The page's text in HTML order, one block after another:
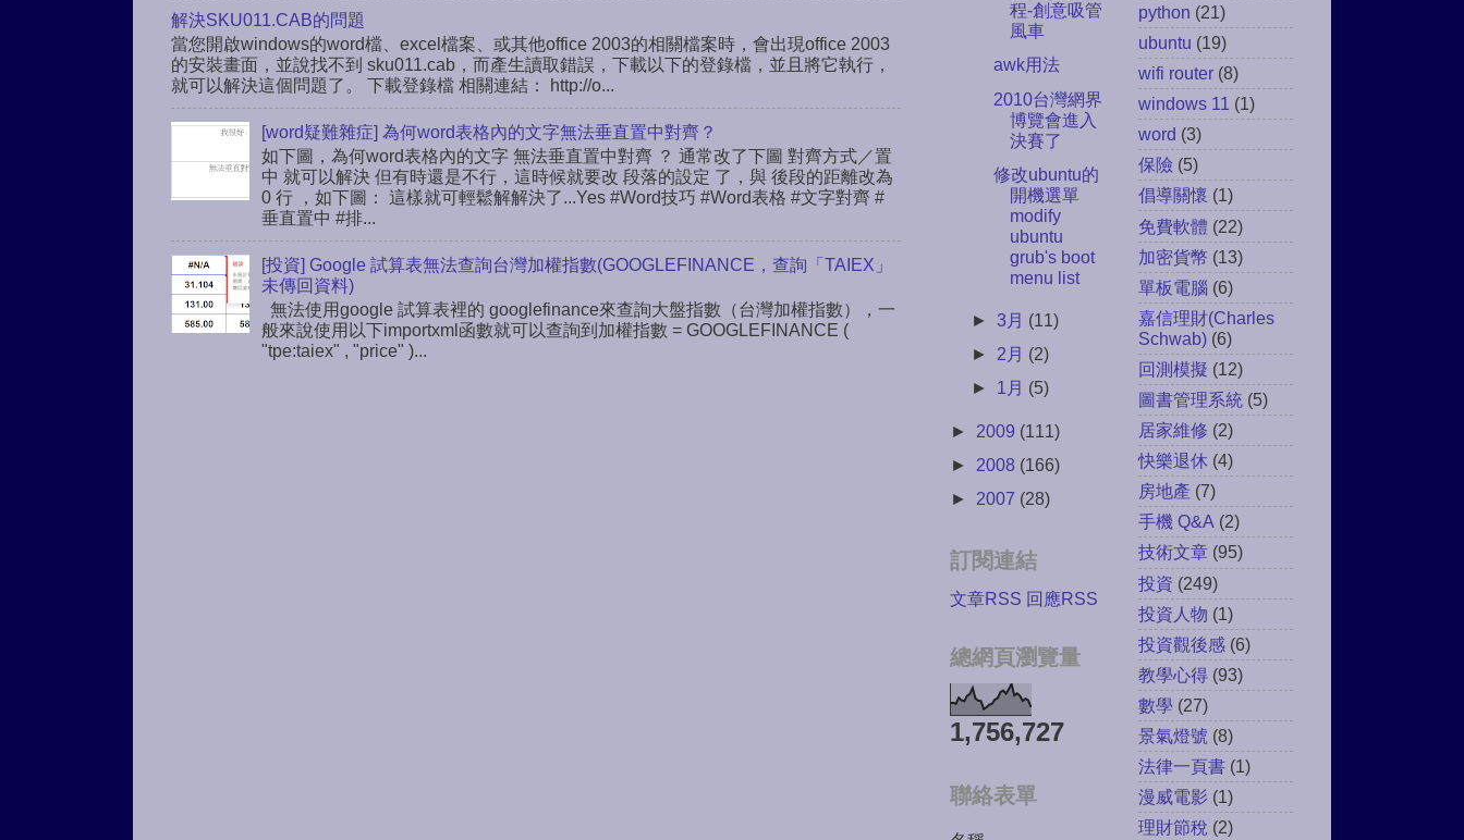
解決SKU011.CAB的問題
當您開啟windows的word檔、excel檔案、或其他office 2003的相關檔案時，會出現office 2003
的安裝畫面，並說找不到 sku011.cab，而產生讀取錯誤，下載以下的登錄檔，並且將它執行，
就可以解決這個問題了。 下載登錄檔 相關連結： http://o...
[word疑難雜症] 為何word表格內的文字無法垂直置中對齊？
如下圖，為何word表格內的文字 無法垂直置中對齊 ？ 通常改了下圖 對齊方式／置
中 就可以解決 但有時還是不行，這時候就要改 段落的設定 了，與 後段的距離改為
0 行 ，如下圖： 這樣就可輕鬆解解決了...Yes #Word技巧 #Word表格 #文字對齊 #
垂直置中 #排...
[投資] Google 試算表無法查詢台灣加權指數(GOOGLEFINANCE，查詢「TAIEX」
未傳回資料)
無法使用google 試算表裡的 googlefinance來查詢大盤指數（台灣加權指數），一
般來說使用以下importxml函數就可以查詢到加權指數 = GOOGLEFINANCE (
"tpe:taiex" , "price" )...
程-創意吸管
風車
awk用法
2010台灣網界
博覽會進入
決賽了
修改ubuntu的
開機選單
modify
ubuntu
grub's boot
menu list
►3月 (11)
► 2月 (2)
► 1月 (5)
► 2009 (111)
► 2008 (166)
► 2007 (28)
訂閱連結
文章RSS 回應RSS
總網頁瀏覽量
1,756,727
聯絡表單
python (21)
ubuntu (19)
wifi router (8)
windows 11 (1)
word (3)
保險 (5)
倡導關懷 (1)
免費軟體 (22)
加密貨幣 (13)
單板電腦 (6)
嘉信理財(Charles
Schwab) (6)
回測模擬 (12)
圖書管理系統 (5)
居家維修 (2)
快樂退休 (4)
房地產 (7)
手機 Q&A (2)
技術文章 (95)
投資 (249)
投資人物 (1)
投資觀後感 (6)
教學心得 (93)
數學 (27)
景氣燈號 (8)
法律一頁書 (1)
漫威電影 (1)
理財節稅 (2)